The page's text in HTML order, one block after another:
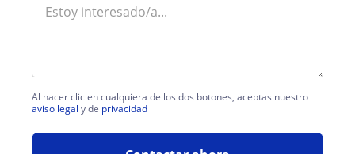
Al hacer clic en cualquiera de los dos botones, aceptas nuestro
aviso legal y de privacidad